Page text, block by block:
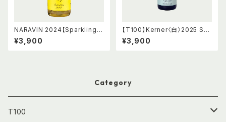
NARAVIN 2024【Sparkling
Wine】
¥3,900
【T100】Kerner〈白〉2025 Sp
arkling
¥3,900
Category
T100